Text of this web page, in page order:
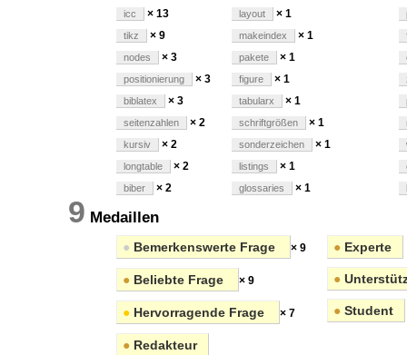
icc × 13
tikz × 9
nodes × 3
positionierung × 3
biblatex × 3
seitenzahlen × 2
kursiv × 2
longtable × 2
biber × 2
layout × 1
makeindex × 1
pakete × 1
figure × 1
tabularx × 1
schriftgrößen × 1
sonderzeichen × 1
listings × 1
glossaries × 1
9 Medaillen
● Bemerkenswerte Frage × 9
● Beliebte Frage × 9
● Hervorragende Frage × 7
● Redakteur
● Experte
●
● Student